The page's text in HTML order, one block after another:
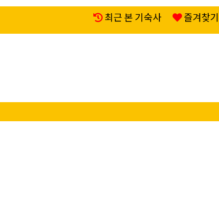
최근 본 기숙사 즐겨찾기